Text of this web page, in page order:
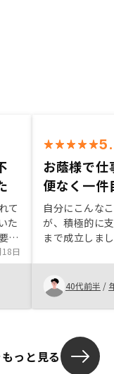
て
た
望
々
し
日
お蔭様で仕
便なく一件
自分にこんな
が、積極的に
まで成立しま
ありましたが
様で仕事と子
件目の購入が
いました！今
参加したいと
40代前半 /
っと見る